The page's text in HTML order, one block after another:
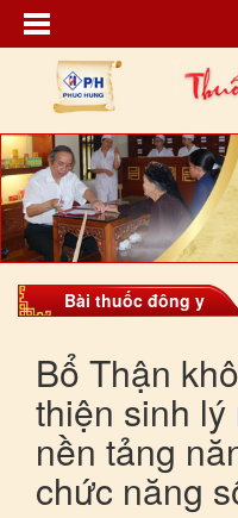
Bài thuốc đông y
Bổ Thận
thiện sinh
nền tảng
chức năng